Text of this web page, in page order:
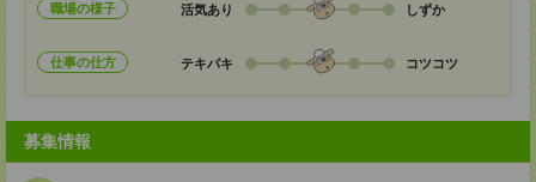
職場の様子 活気あり しずか
仕事の仕方 テキパキ コツコツ
募集情報